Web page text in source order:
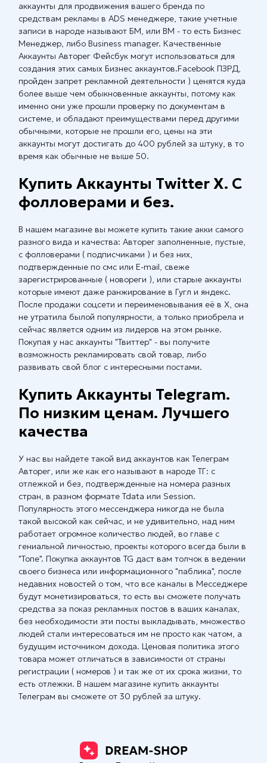
аккаунты для продвижения вашего бренда по
средствам рекламы в ADS менеджере, такие учетные
записи в народе называют БМ, или BM - то есть Бизнес
Менеджер, либо Business manager. Качественные
Аккаунты Авторег Фейсбук могут использоваться для
создания этих самых Бизнес аккаунтов.Facebook ПЗРД,
пройден запрет рекламной деятельности ) ценятся куда
более выше чем обыкновенные аккаунты, потому как
именно они уже прошли проверку по документам в
системе, и обладают преимуществами перед другими
обычными, которые не прошли его, цены на эти
аккаунты могут достигать до 400 рублей за штуку, в то
время как обычные не выше 50.
Купить Аккаунты Twitter X. С
фолловерами и без.
В нашем магазине вы можете купить такие акки самого
разного вида и качества: Авторег заполненные, пустые,
с фолловерами ( подписчиками ) и без них,
подтвержденные по смс или E-mail, свеже
зарегистрированные ( новореги ), или старые аккаунты
которые имеют даже ранжирование в Гугл и яндекс.
После продажи соцсети и переименовывания её в X, она
не утратила былой популярности, а только приобрела и
сейчас является одним из лидеров на этом рынке.
Покупая у нас аккаунты "Твиттер" - вы получите
возможность рекламировать свой товар, либо
развивать свой блог с интересными постами.
Купить Аккаунты Telegram.
По низким ценам. Лучшего
качества
У нас вы найдете такой вид аккаунтов как Телеграм
Авторег, или же как его называют в народе ТГ: с
отлежкой и без, подтвержденные на номера разных
стран, в разном формате Tdata или Session.
Популярность этого мессенджера никогда не была
такой высокой как сейчас, и не удивительно, над ним
работает огромное количество людей, во главе с
гениальной личностью, проекты которого всегда были в
"Топе". Покупка аккаунтов TG даст вам толчок в ведении
своего бизнеса или информационного "паблика", после
недавних новостей о том, что все каналы в Месседжере
будут монетизироваться, то есть вы сможете получать
средства за показ рекламных постов в ваших каналах,
без необходимости эти посты выкладывать, множество
людей стали интересоваться им не просто как чатом, а
будущим источником дохода. Ценовая политика этого
товара может отличаться в зависимости от страны
регистрации ( номеров ) и так же от их срока жизни, то
есть отлежки. В нашем магазине купить аккаунты
Телеграм вы сможете от 30 рублей за штуку.